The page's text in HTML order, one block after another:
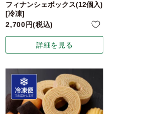
フィナンシェボックス(12個入)
[冷凍]
2,700
税込
詳細を見る